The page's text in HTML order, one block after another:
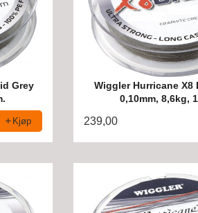
Grey
Kjøp
Wiggler Hurricane X8
0,10mm, 8,6kg,
239,00